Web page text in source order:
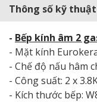
Thông số kỹ thuật
- Bếp kính âm 2
- Mặt kính
- Chế độ nấu hâm
- Công suất: 2 x
- Kích thước bếp: